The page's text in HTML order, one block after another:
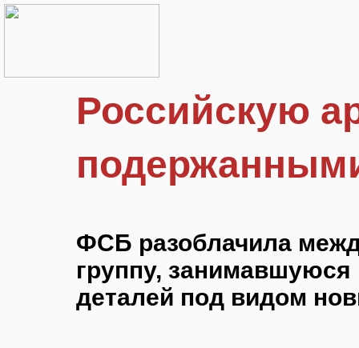
Российскую
ФСБ разоблачила
группу,
деталей под видом